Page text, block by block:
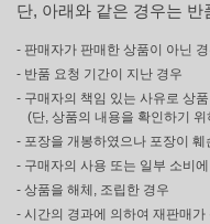
단, 아래와 같은 경우는
- 판매자가 판매한 상품이 아닌
- 반품 요청 기간이 지난 경우
- 구매자의 책임 있는 사유로 상
(단, 상품의 내용을 확인하기
- 포장을 개봉하였으나 포장이
- 구매자의 사용 또는 일부 소비
- 상품을 해체, 조립한 경우
- 시간의 경과에 의하여 재판매